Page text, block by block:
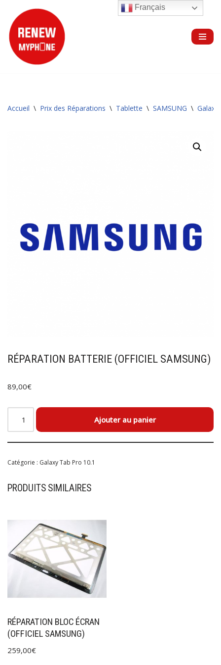
Aller
au
contenu
Accueil \ Prix des Réparations \ Tablette \ SAMSUNG \
RÉPARATION BATTERIE (OFFICIEL SAMSUNG)
89,00€
Ajouter au panier
Catégorie : Galaxy Tab Pro 10.1
PRODUITS SIMILAIRES
RÉPARATION BLOC ÉCRAN
(OFFICIEL SAMSUNG)
259,00€
Français